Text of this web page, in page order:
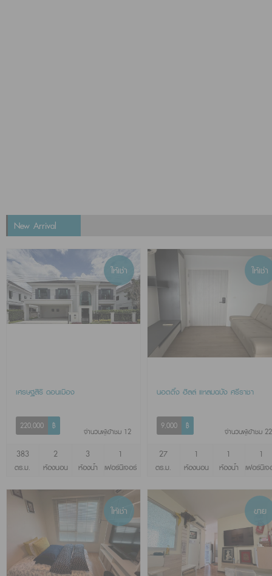
New Arrival
ให้เช่า
เศรษฐสิริ ดอนเมือง
220,000 ฿ จำนวนผู้เข้าชม 12
383
ตร.ม.
2
ห้องนอน
3
ห้องน้ำ
1
เฟอร์นิเจอร์
ให้เช่า
นอตติ้ง ฮิลล์ แหลมฉบัง ศรีราชา
9,000 ฿ จำนวนผู้เข้าชม 22
27
ตร.ม.
1
ห้องนอน
1
ห้องน้ำ
1
เฟอร์นิเ
ให้เช่า ขาย